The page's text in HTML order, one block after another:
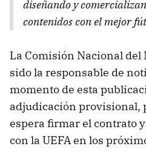
diseñando y
contenidos con el mejor
La Comisión Nacional del
sido la responsable de
momento de esta
adjudicación provisional,
espera firmar el contrato
con la UEFA en los